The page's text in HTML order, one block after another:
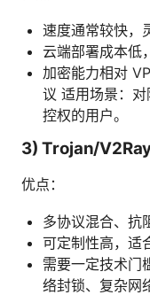
速度通常较快，
云端部署成本低
加密能力相对
议 适用场景：
控权的用户。
3) Trojan/
优点：
多协议混合、抗
可定制性高，适
需要一定技术门
络封锁、复杂网